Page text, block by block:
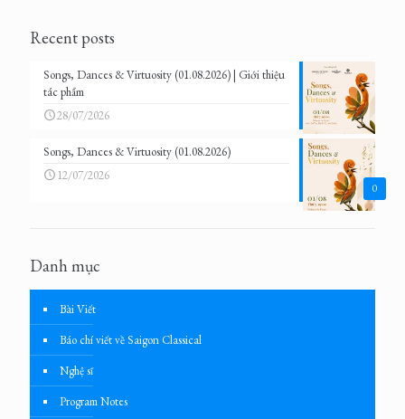
Recent posts
Songs, Dances & Virtuosity (01.08.2026) | Giới thiệu
tác phẩm
28/07/2026
0
Songs, Dances & Virtuosity (01.08.2026)
12/07/2026
Danh mục
Bài Viết
Báo chí viết về Saigon Classical
Nghệ sĩ
Program Notes